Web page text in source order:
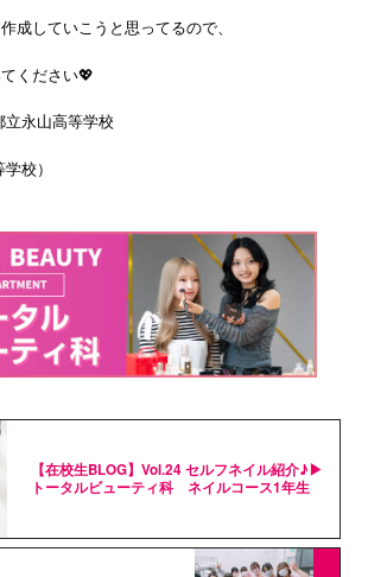
成していこうと思ってるので、
ください💖
立永山高等学校
校）
【在校生BLOG】Vol.24 セルフネイル紹介♪▶
トータルビューティ科 ネイルコース1年生